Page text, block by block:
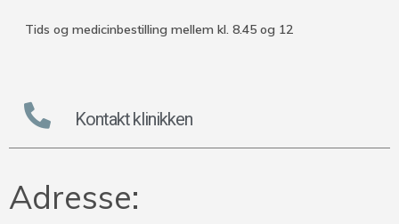
Tids og medicinbestilling mellem kl. 8.45 og 12
Kontakt klinikken
Adresse: